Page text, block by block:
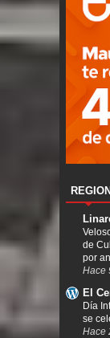
de
por
Hace
El
Día
se
Hace